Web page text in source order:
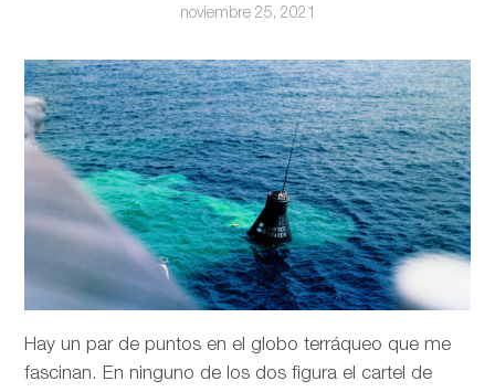
noviembre 25, 2021
Hay un par de puntos en el globo terráqueo que me
fascinan. En ninguno de los dos figura el cartel de